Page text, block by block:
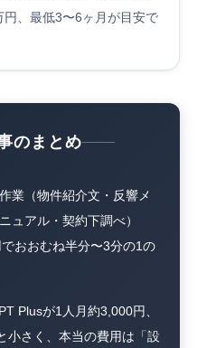
、最低3〜6ヶ月が目安で
のまとめ
業（物件紹介文・反響メ
ュアル・契約下調べ）
おおむね半分〜3分の1の
Plusが1人月約3,000円、
小さく、本当の費用は「設